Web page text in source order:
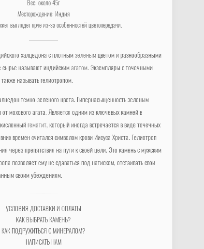
Вес: около 45г
Месторождение: Индия
выглядет ярче из-за особенностей цветопередачи.
халцедона с плотным зеленымцветом и разнообразными
сырье называют индийским агатом. Экземпляры с точечными
называть гелиотропом.
темно-зеленого цвета. Гипернасыщенность зеленым
от мохового агата. Является одним из ключевых камней в
гематит, который иногда встречается в виде точечных
времен считался символом крови Иисуса Христа. Гелиотроп
через препятствия на пути к своей цели. Это камень с мужским
позволяет ему не сдаваться под натиском, отстаивать свои
своим убеждениям.
УСЛОВИЯ ДОСТАВКИ И ОПЛАТЫ
КАК ВЫБРАТЬ КАМЕНЬ?
КАК ПОДРУЖИТЬСЯ С МИНЕРАЛОМ?
НАПИСАТЬ НАМ